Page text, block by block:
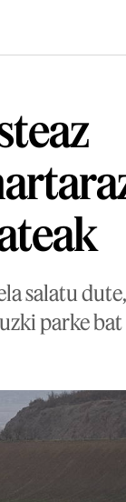
salatu
parke